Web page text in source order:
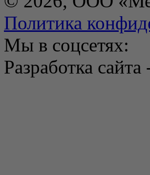
Политика
Мы в соцсетях:
Разработка сайта